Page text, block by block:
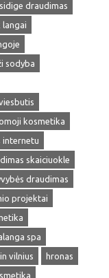
draudimas
langai
sodyba
kosmetika
internetu
skaiciuokle
draudimas
projektai
spa
vilnius
hronas